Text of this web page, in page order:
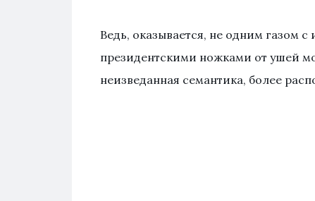
Ведь, оказывается, не одним газом
президентскими ножками от ушей
неизведанная семантика, более